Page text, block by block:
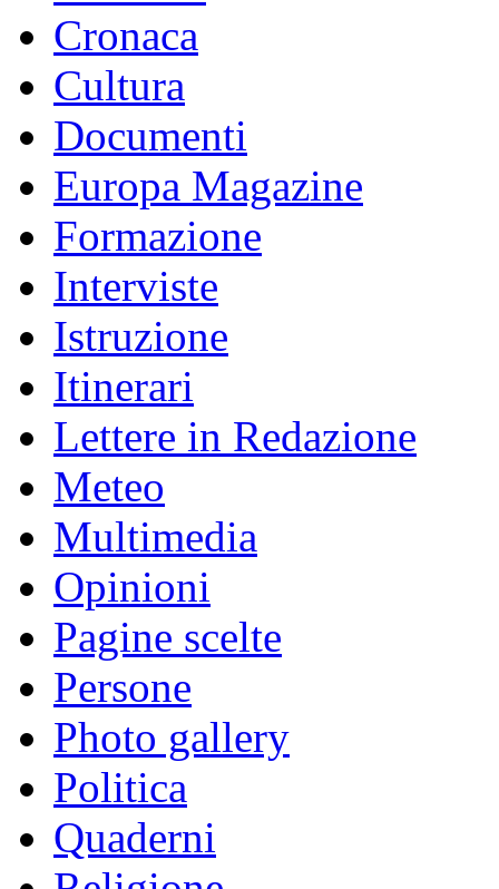
Cronaca
Cultura
Documenti
Europa Magazine
Formazione
Interviste
Istruzione
Itinerari
Lettere in Redazione
Meteo
Multimedia
Opinioni
Pagine scelte
Persone
Photo gallery
Politica
Quaderni